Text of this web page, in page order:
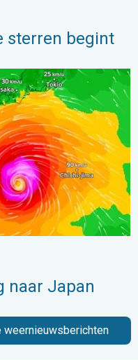
sterren begint
Veel regen en wind. . .
naar Japan
weernieuwsberichten